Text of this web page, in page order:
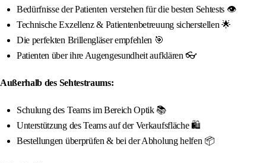
Bedürfnisse der Patienten verstehen für die besten Sehtests 👁️
Technische Exzellenz & Patientenbetreuung sicherstellen 🌟
Die perfekten Brillengläser empfehlen 🎯
Patienten über ihre Augengesundheit aufklären 👓
Außerhalb des Sehtestraums:
Schulung des Teams im Bereich Optik 📚
Unterstützung des Teams auf der Verkaufsfläche 🛍️
Bestellungen überprüfen & bei der Abholung helfen 📦